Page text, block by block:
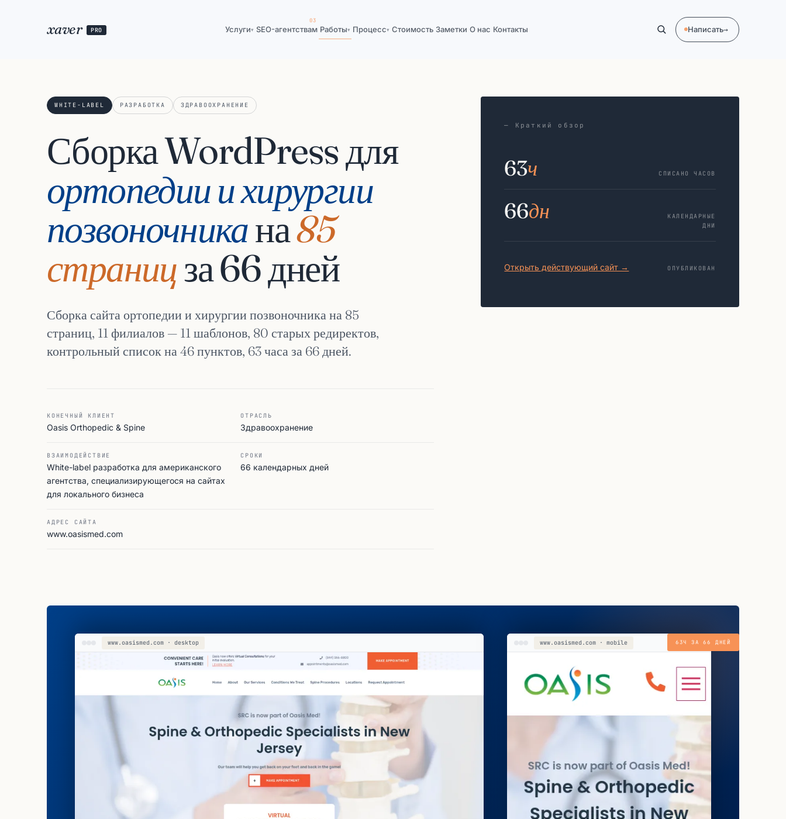
xaver PRO Услуги▾ SEO-агентствам Работы▾ Процесс▾ Стоимость Заметки О нас Контакты Написать→
WHITE-LABEL РАЗРАБОТКА ЗДРАВООХРАНЕНИЕ
Сборка WordPress для
ортопедии и хирургии
позвоночникана85
страницза 66 дней
Сборка сайта ортопедии и хирургии позвоночника на 85
страниц, 11 филиалов — 11 шаблонов, 80 старых редиректов,
контрольный список на 46 пунктов, 63 часа за 66 дней.
КОНЕЧНЫЙ КЛИЕНТ
Oasis Orthopedic & Spine
ОТРАСЛЬ
Здравоохранение
ВЗАИМОДЕЙСТВИЕ
White-label разработка для американского
агентства, специализирующегося на сайтах
для локального бизнеса
СРОКИ
66 календарных дней
АДРЕС САЙТА
www.oasismed.com
— Краткий обзор
63ч СПИСАНО ЧАСОВ
66дн
КАЛЕНДАРНЫЕ
ДНИ
Открыть действующий сайт → ОПУБЛИКОВАН
63Ч ЗА 66 ДНЕЙ
www.oasismed.com · desktop www.oasismed.com · mobile